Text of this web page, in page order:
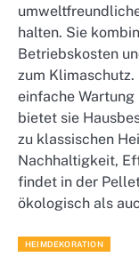
halten. Sie
Betriebskosten
zum
einfache
bietet sie
zu klassischen
Nachhaltigkeit,
findet in der
ökologisch als
HEIMDEKORATION